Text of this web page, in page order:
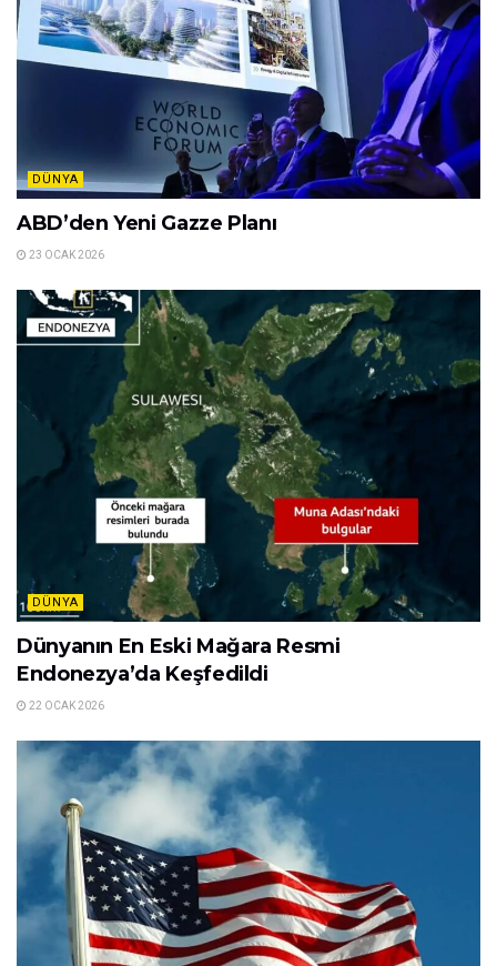
DÜNYA
ABD’den Yeni Gazze Planı
23 OCAK 2026
DÜNYA
Dünyanın En Eski Mağara Resmi
Endonezya’da Keşfedildi
22 OCAK 2026